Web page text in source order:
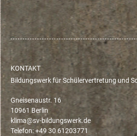
KONTAKT
Bildungswerk für Schülervertretung und
Gneisenaustr. 16
10961 Berlin
ed.krewsgnudlib-vs@amilk
Telefon: +49 30 61203771